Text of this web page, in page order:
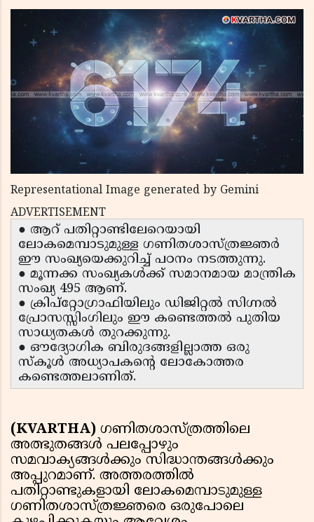
Representational Image generated by Gemini
ADVERTISEMENT
● ആറ് പതിറ്റാണ്ടിലേറെയായി
ലോകമെമ്പാടുമുള്ള ഗണിതശാസ്ത്രജ്ഞർ
ഈ സംഖ്യയെക്കുറിച്ച് പഠനം നടത്തുന്നു.
● മൂന്നക്ക സംഖ്യകൾക്ക് സമാനമായ മാന്ത്രിക
സംഖ്യ 495 ആണ്.
● ക്രിപ്റ്റോഗ്രാഫിയിലും ഡിജിറ്റൽ സിഗ്നൽ
പ്രോസസ്സിംഗിലും ഈ കണ്ടെത്തൽ പുതിയ
സാധ്യതകൾ തുറക്കുന്നു.
● ഔദ്യോഗിക ബിരുദങ്ങളില്ലാത്ത ഒരു
സ്കൂൾ അധ്യാപകന്റെ ലോകോത്തര
കണ്ടെത്തലാണിത്.
(KVARTHA) ഗണിതശാസ്ത്രത്തിലെ
അത്ഭുതങ്ങൾ പലപ്പോഴും
സമവാക്യങ്ങൾക്കും സിദ്ധാന്തങ്ങൾക്കും
അപ്പുറമാണ്. അത്തരത്തിൽ
പതിറ്റാണ്ടുകളായി ലോകമെമ്പാടുമുള്ള
ഗണിതശാസ്ത്രജ്ഞരെ ഒരുപോലെ